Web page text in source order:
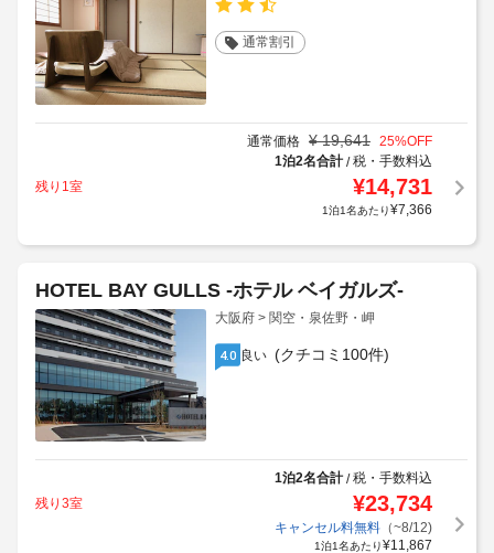
通常割引
通常価格 ¥ 19,641 25%OFF
1泊2名合計/税・手数料込
残り1室
¥14,731
1泊1名あたり¥7,366
HOTEL BAY GULLS -ホテル ベイガルズ-
大阪府 > 関空・泉佐野・岬
4.0 良い (クチコミ100件)
1泊2名合計/税・手数料込
残り3室
¥23,734
キャンセル料無料（~8/12)
1泊1名あたり¥11,867